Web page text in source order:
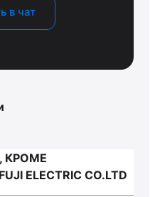
в чат
КРОМЕ
ELECTRIC CO.LTD